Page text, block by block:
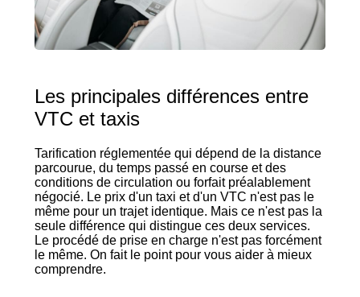
Les principales différences entre
VTC et taxis
Tarification réglementée qui dépend de la distance
parcourue, du temps passé en course et des
conditions de circulation ou forfait préalablement
négocié. Le prix d'un taxi et d'un VTC n'est pas le
même pour un trajet identique. Mais ce n'est pas la
seule différence qui distingue ces deux services.
Le procédé de prise en charge n'est pas forcément
le même. On fait le point pour vous aider à mieux
comprendre.